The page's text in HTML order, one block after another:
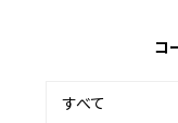
コ
すべて